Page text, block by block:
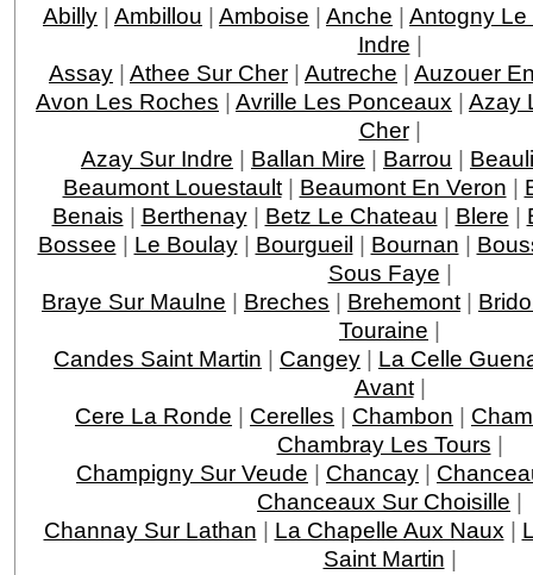
Abilly | Ambillou | Amboise | Anche | Antogny Le
Indre |
Assay | Athee Sur Cher | Autreche | Auzouer
Avon Les Roches | Avrille Les Ponceaux | Azay
Cher|
Azay Sur Indre | Ballan Mire | Barrou |
Beaumont Louestault| Beaumont En Veron |
Benais | Berthenay| Betz Le Chateau | Blere |
Bossee | Le Boulay| Bourgueil | Bournan |
Sous Faye |
Braye Sur Maulne | Breches | Brehemont |
Touraine |
Candes Saint Martin | Cangey | La Celle
Avant|
Cere La Ronde | Cerelles | Chambon |
Chambray Les Tours |
Champigny Sur Veude | Chancay |
Chanceaux Sur Choisille |
Channay Sur Lathan | La Chapelle Aux Naux |
Saint Martin |